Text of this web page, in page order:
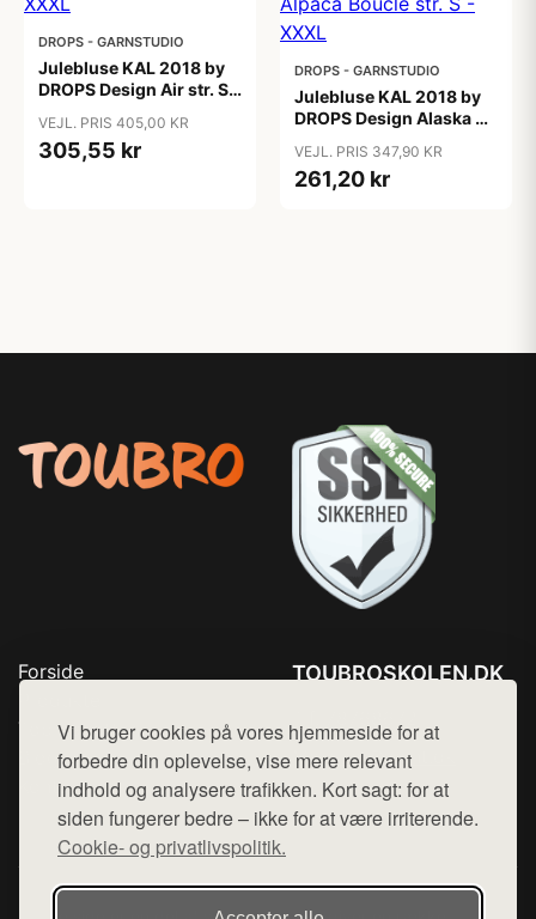
Vi bruger cookies på vores hjemmeside for at
forbedre din oplevelse, vise mere relevant
indhold og analysere trafikken. Kort sagt: for at
siden fungerer bedre – ikke for at være irriterende.
Cookie- og privatlivspolitik.
DROPS - GARNSTUDIO
Julebluse KAL 2018 by
DROPS Design Air str. S -
VEJL. PRIS 405,00 KR
305,55 kr
DROPS - GARNSTUDIO
Julebluse KAL 2018 by
DROPS Design Alaska og
XXXL
VEJL. PRIS 347,90 KR
261,20 kr
Forside
Top Rabatter
Blog
Kontakt
TOUBROSKOLEN.DK
Mail: hej@want.dk
Cookie- og privatlivspolitik